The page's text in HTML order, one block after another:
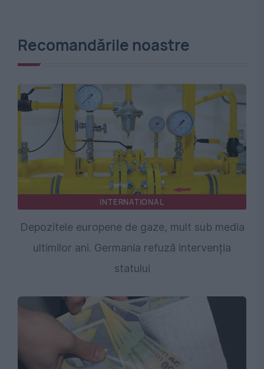
Recomandările noastre
INTERNATIONAL
Depozitele europene de gaze, mult sub media
ultimilor ani. Germania refuză intervenția
statului